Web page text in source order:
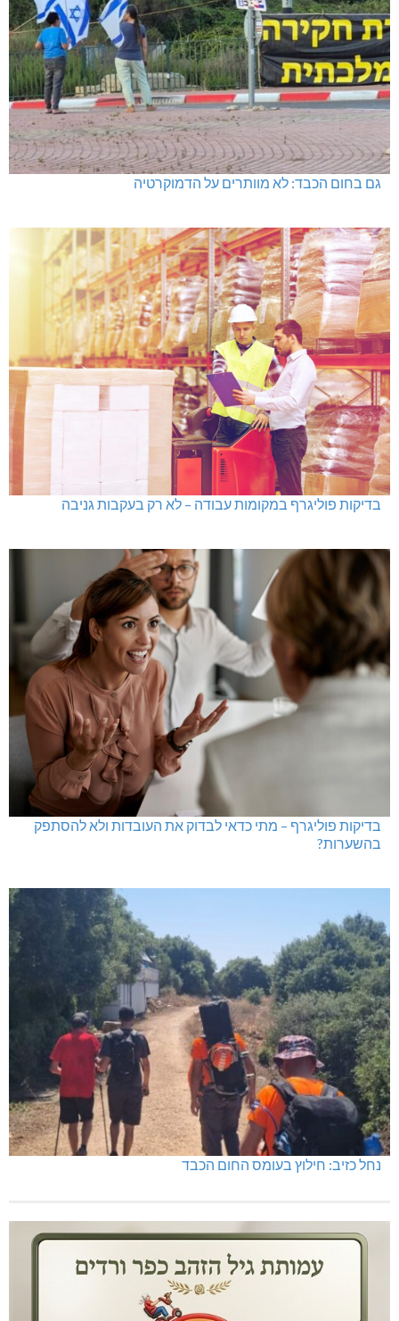
גם בחום הכבד: לא מוותרים על הדמוקרטיה
בדיקות פוליגרף במקומות עבודה – לא רק בעקבות גניבה
בדיקות פוליגרף – מתי כדאי לבדוק את העובדות ולא להסתפק
בהשערות?
נחל כזיב: חילוץ בעומס החום הכבד